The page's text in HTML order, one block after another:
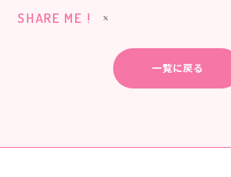
SHARE ME !
一覧に戻る